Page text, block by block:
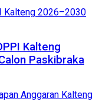
Kalteng
Paskibraka